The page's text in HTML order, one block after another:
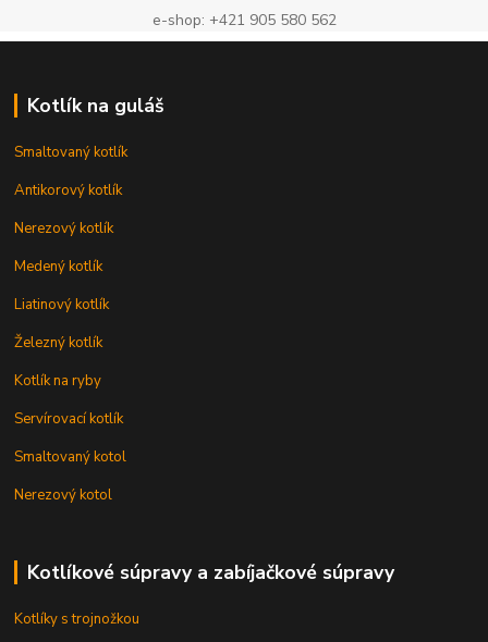
e-shop: +421 905 580 562
Kotlík na guláš
Smaltovaný kotlík
Antikorový kotlík
Nerezový kotlík
Medený kotlík
Liatinový kotlík
Železný kotlík
Kotlík na ryby
Servírovací kotlík
Smaltovaný kotol
Nerezový kotol
Kotlíkové súpravy a zabíjačkové súpravy
Kotlíky s trojnožkou